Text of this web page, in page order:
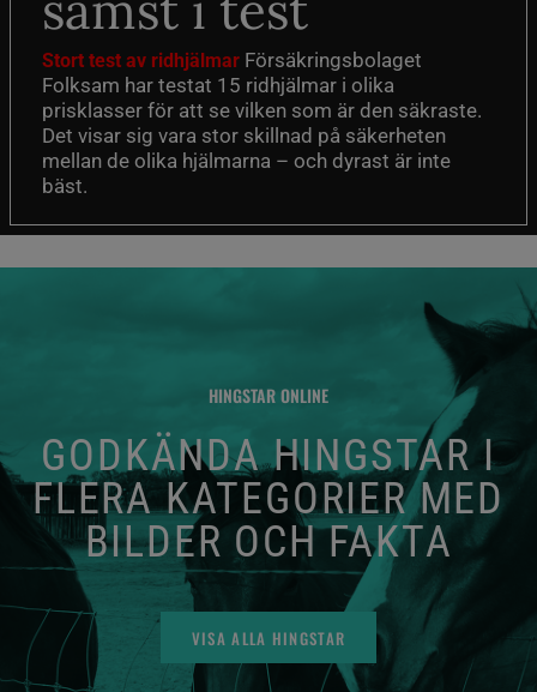
Stort test av ridhjälmar Försäkringsbolaget
Folksam har testat 15 ridhjälmar i olika
prisklasser för att se vilken som är den säkraste.
Det visar sig vara stor skillnad på säkerheten
mellan de olika hjälmarna – och dyrast är inte
bäst.
HINGSTAR ONLINE
GODKÄNDA HINGSTAR I
FLERA KATEGORIER MED
BILDER OCH FAKTA
VISA ALLA HINGSTAR